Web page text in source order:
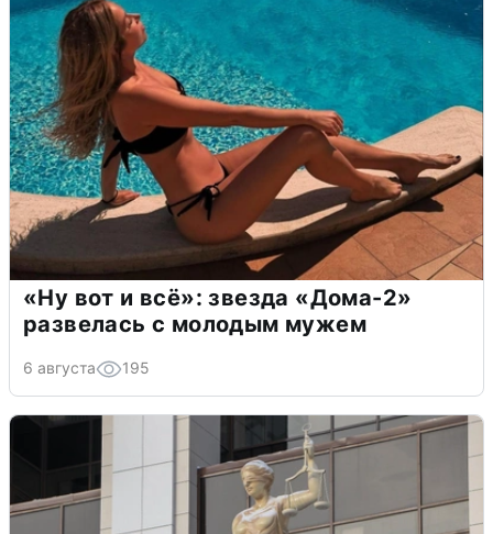
«Ну вот и всё»: звезда «Дома-2»
развелась с молодым мужем
6 августа 195